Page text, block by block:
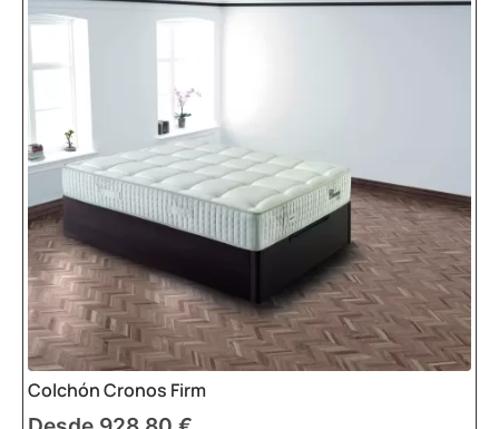
Colchón Cronos Firm